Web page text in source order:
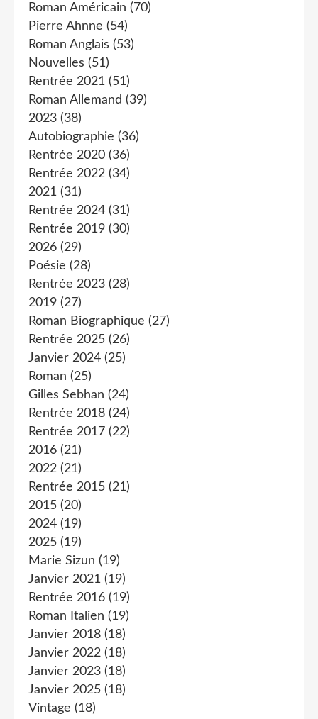
Roman Américain (70)
Pierre Ahnne (54)
Roman Anglais (53)
Nouvelles (51)
Rentrée 2021 (51)
Roman Allemand (39)
2023 (38)
Autobiographie (36)
Rentrée 2020 (36)
Rentrée 2022 (34)
2021 (31)
Rentrée 2024 (31)
Rentrée 2019 (30)
2026 (29)
Poésie (28)
Rentrée 2023 (28)
2019 (27)
Roman Biographique (27)
Rentrée 2025 (26)
Janvier 2024 (25)
Roman (25)
Gilles Sebhan (24)
Rentrée 2018 (24)
Rentrée 2017 (22)
2016 (21)
2022 (21)
Rentrée 2015 (21)
2015 (20)
2024 (19)
2025 (19)
Marie Sizun (19)
Janvier 2021 (19)
Rentrée 2016 (19)
Roman Italien (19)
Janvier 2018 (18)
Janvier 2022 (18)
Janvier 2023 (18)
Janvier 2025 (18)
Vintage (18)